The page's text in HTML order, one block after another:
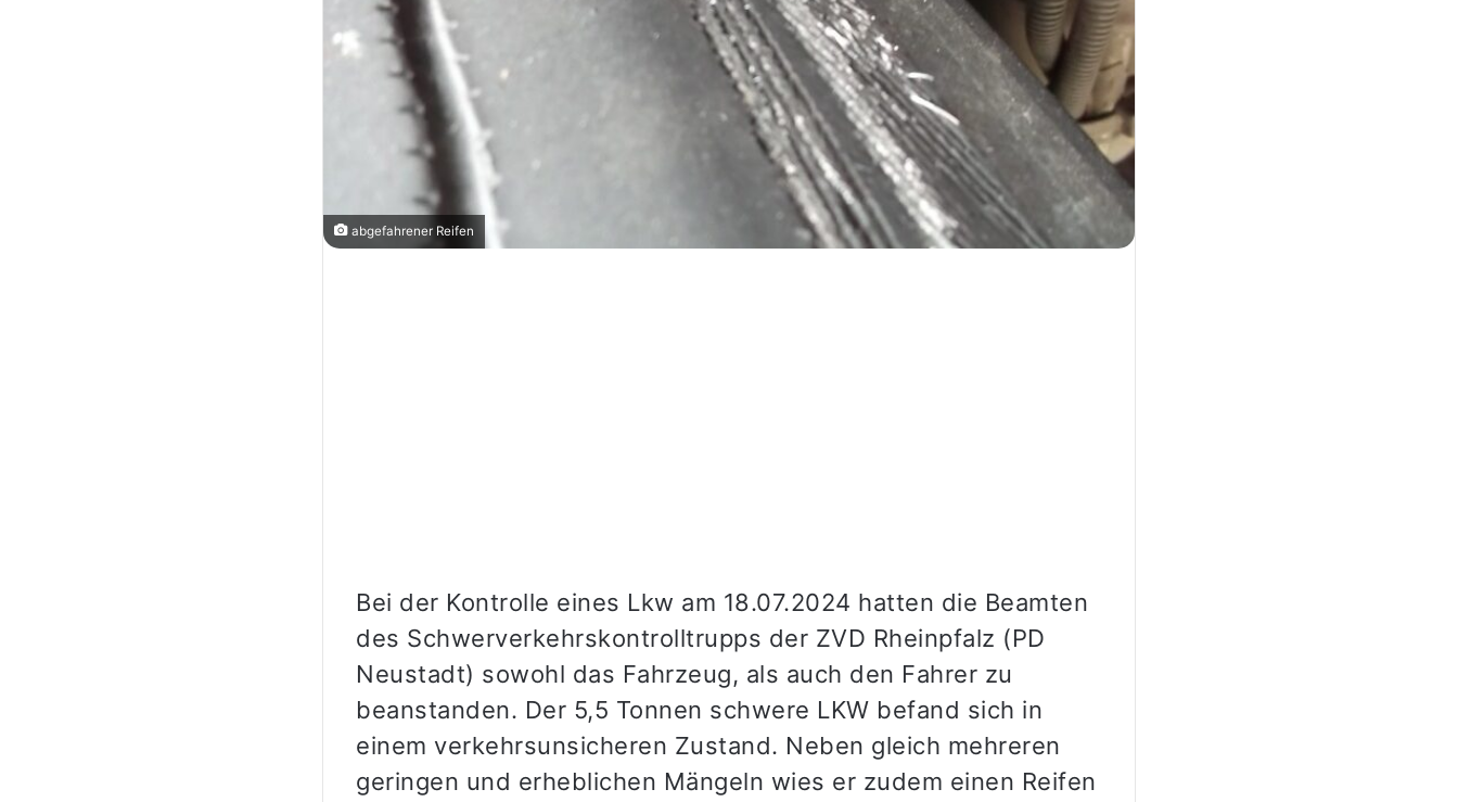
abgefahrener Reifen
Bei der Kontrolle eines Lkw am 18.07.2024 hatten die Beamten
des Schwerverkehrskontrolltrupps der ZVD Rheinpfalz (PD
Neustadt) sowohl das Fahrzeug, als auch den Fahrer zu
beanstanden. Der 5,5 Tonnen schwere LKW befand sich in
einem verkehrsunsicheren Zustand. Neben gleich mehreren
geringen und erheblichen Mängeln wies er zudem einen Reifen